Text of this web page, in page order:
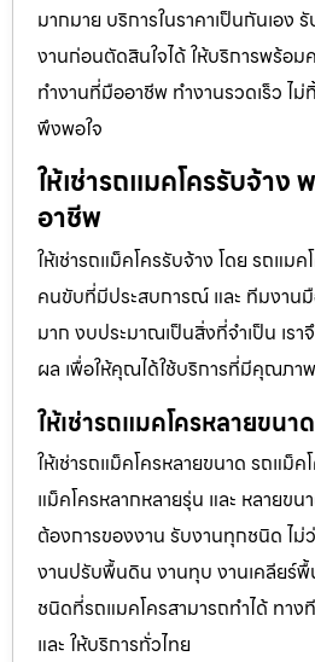
มากมาย บริการในราคาเป็นกันเอง
งานก่อนตัดสินใจได้ ให้บริการพร้อ
ทำงานที่มืออาชีพ ทำงานรวดเร็ว ไ
พึงพอใจ
ให้เช่ารถแมคโครรับจ้า
อาชีพ
ให้เช่ารถแม็คโครรับจ้าง โดย รถแม
คนขับที่มีประสบการณ์ และ ทีมงาน
มาก งบประมาณเป็นสิ่งที่จำเป็น เรา
ผล เพื่อให้คุณได้ใช้บริการที่มีคุณภาพ
ให้เช่ารถแมคโครหลายขนา
ให้เช่ารถแม็คโครหลายขนาด รถแม็ค
แม็คโครหลากหลายรุ่น และ หลายข
ต้องการของงาน รับงานทุกชนิด ไม่
งานปรับพื้นดิน งานทุบ งานเคลียร์
ชนิดที่รถแมคโครสามารถทำได้ ทา
และ ให้บริการทั่วไทย